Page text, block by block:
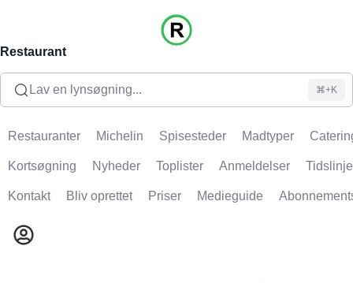
Restaurant
Lav en lynsøgning... ⌘+K
Restauranter Michelin Spisesteder Madtyper
Kortsøgning Nyheder Toplister Anmeldelser Tidslinje
Kontakt Bliv oprettet Priser Medieguide